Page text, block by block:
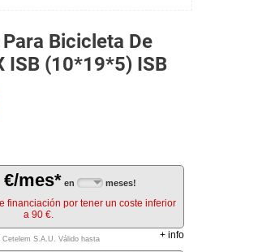
Bicicleta De
ISB (10*19*5) ISB
€/mes* en meses!
financiación por tener un coste inferior
a 90 €.
Cetelem S.A.U. Válido hasta + info